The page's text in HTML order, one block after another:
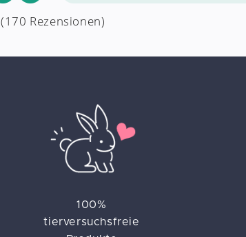
(170 Rezensionen)
100%
tierversuchsfreie